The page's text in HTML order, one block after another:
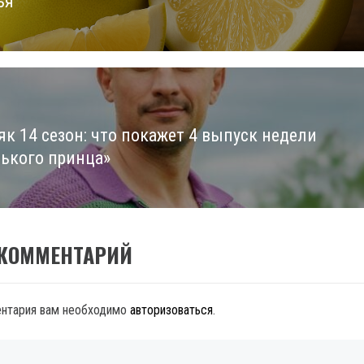
14 сезон: что покажет 4 выпуск недели
принца»
вам необходимо авторизоваться.